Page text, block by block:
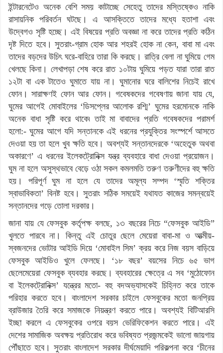
ইন্টারনেটেও অনেক বেশি সময় কাটাচ্ছে সেহেতু তাদের মস্তিষ্কেও নাকি
রাসায়নিক পরিবর্তন ঘটছে। এ আসক্তিতে তাদের মধ্যে হতাশা এবং
উদ্বেগও সৃষ্টি হচ্ছে। এই বিষয়ের প্রতি অবজ্ঞা না করে তাদের প্রতি কঠিন
দৃষ্ট দিতে হবে। সুতরাং-গ্রাম হোক আর শহরই হোক না কেন, বাবা মা এবং
তাদের বড়দের উচিৎ ঘরে-বাহিরে তারা কি করছে। রাত্রি বেলা না ঘুমিয়ে গেম
খেলছে কিনা। লেখাপড়া শেষ করে রাত ১০টায় ঘুমিয়ে পড়ত যারা তারা রাত
১২টা বা এক টাতেও ঘুমাতে যায় না। ঘুমানোর ঘরে বালিশের নিচেই রাখে
ফোন। সারাক্ষণই ফোন আর ফোন। গবেষকদের গবেষণায় জানা যায় যে,
ঘুমের আগেই মোবাইলের ‘ডিসপ্লের আলোক রশ্মি’ ঘুমের হরমোনকে নাকি
অনেক বাধা সৃষ্টি করে থাকে৷ তাই মা বাবাদের প্রতি গবেষকদের পরামর্শ
হলো:- ঘুমের আগে যদি সন্তানকে এই ধরনের প্রযুক্তির সংস্পর্শে আসতে
দেওয়া হয় তা হলে খুব ক্ষতি হবে। অবশ্যই সন্তানদেরকে ‘অহেতুক অথবা
অকারণে’ এ ধরনের ইলেকট্রোনিক্স যন্ত্র ব্যবহারে বাধা দেওয়া প্রয়োজন।
ঘুম না হলে অসুস্থভাবে বেড়ে ওঠা সকল কমলমতি তরুণ তরুণীদের বহু ক্ষতি
হয়। পরিপূর্ণ ঘুম না হলে যে তাদের অমূল্য সম্পদ ‘স্মৃতি শক্তির
স্বাভাবিকতা’ বিনষ্ট হবে। সুতরাং সঠিক সময়েই যথাযত কাজের সমন্বয়েই
সন্তানদের গড়ে তোলা দরকার।
জানা যায় যে ফেসবুক কর্তৃপক্ষ বলছে, ১৩ বছরের নিচে “ফেসবুক আইডি”
খুলতে পারবে না। কিন্তু এই চোতুর ছেলে মেয়েরা বাবা-মা ও আত্মীয়-
স্বজনদের ভোটার আইডি দিয়ে ‘মোবাইল সিম’ ক্রয় করে নিজ বয়স বাড়িয়ে
ফেসবুক আইডিও খুলে ফেলছে। ‘১৮ বছর’ বয়সের নিচে ৬৫ ভাগ
ছেলেমেয়েরা ফেসবুক ব্যবহার করছে। ব্যবহারের ক্ষেত্রে এ সব ‘মুঠোফোন
বা ইলেকট্রোনিক্স’ যন্ত্রের মতো- বহু বদঅভ্যাসকেই চিহ্নিত করে তাকে
পরিহার করতে হবে। বাংলাদেশ সরকার চাইলে ফেসবুকের মতো জনপ্রিয়
ব্রাউজার তৈরি করে সমাজকে নিয়ন্ত্রণ করতে পারে। অবশ্যই বিটিআরসি
ইচ্ছা করলে এ ফেসবুকের ওপরে বয়স ভেরিফিকেশন করতে পারে। এই
দেশের সামাজিক অবক্ষয় প্রতিরোধ করে ভবিষ্যত প্রজন্মকেই ভালো জায়গায়
পৌঁছাতে হবে। সুতরাং বাংলাদেশ সরকার দীর্ঘমেয়াদি পরিকল্পনা করে ‘চীনের